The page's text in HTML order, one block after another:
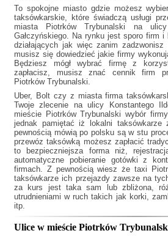
To spokojne miasto gdzie możesz
taksówkarskie, które świadczą usługi
miasta Piotrków Trybunalski na
Gałczyńskiego. Na rynku jest sporo firm
działających jak więc zanim
musisz się dowiedzieć jakie firmy
Będziesz mógł wybrać firmę z
zapłacisz, musisz znać cennik firm
Piotrków Trybunalski.
Uber, Bolt czy z miasta firma
Twoje zlecenie na ulicy Konstantego
mieście Piotrków Trybunalski wybór
jednak pamiętać iż lokalni taksówkarze
pewnością mówią po polsku są w stu
przewóz taksówką możesz zapłacić
to bezpieczniejsza forma niż,
automatyczne pobieranie gotówki z
firmach. Z pewnością wiesz że taxi
taksówkarze ich przejazdy zawsze na
za kurs jest taka sam lub zbliżona,
utrudnieniami w ruch takich jak korki,
itp.
Ulice w mieście Piotrków